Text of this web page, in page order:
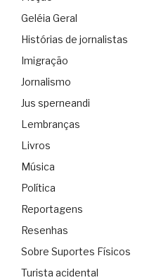
Geléia Geral
Histórias de jornalistas
Imigração
Jornalismo
Jus sperneandi
Lembranças
Livros
Música
Política
Reportagens
Resenhas
Sobre Suportes Físicos
Turista acidental